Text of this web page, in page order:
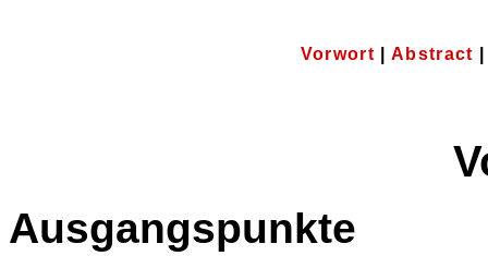
Vorwort |Abstract
Ausgangspunkte